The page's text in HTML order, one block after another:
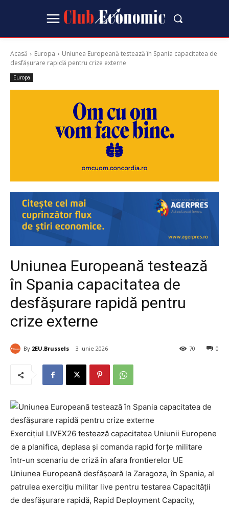
Acasă Europa
Uniunea Europeană testează în Spania capacitatea de
desfășurare rapidă pentru crize externe
Europa
Uniunea Europeană testează
în Spania capacitatea de
desfășurare rapidă pentru
crize externe
By 2EU.Brussels 3 iunie 2026 0
70
Exercițiul LIVEX26 testează capacitatea Uniunii Europene
de a planifica, deplasa și comanda rapid forțe militare
într-un scenariu de criză în afara frontierelor UE
Uniunea Europeană desfășoară la Zaragoza, în Spania, al
patrulea exercițiu militar live pentru testarea Capacității
de desfășurare rapidă, Rapid Deployment Capacity,